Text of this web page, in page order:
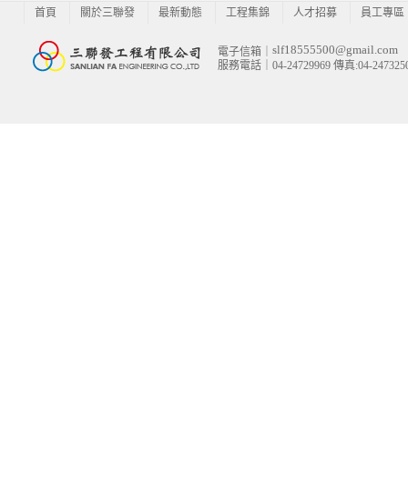
首頁 關於三聯發 最新動態 工程集錦 人才招募 員工專區
服務電話｜04-24729969 傳真:04-
電子信箱｜ slf18555500@gmail.com